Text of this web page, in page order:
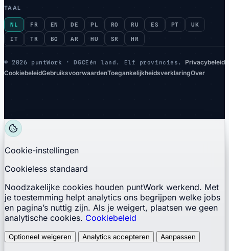
TAAL
NL FR EN DE PL RO RU ES PT
UK
IT
TR BG AR HU SR HR
©2026 puntWork ·DGCEén land. Elf provincies.
Privacybeleid
CookiebeleidGebruiksvoorwaardenToegankelijkheidsverklaringOver
Cookie-instellingen
Cookieless standaard
Noodzakelijke cookies houden puntWork werkend. Met
je toestemming helpt analytics ons begrijpen welke jobs
en pagina’s nuttig zijn. Als je weigert, plaatsen we geen
analytische cookies. Cookiebeleid
Optioneel weigeren Analytics accepteren Aanpassen